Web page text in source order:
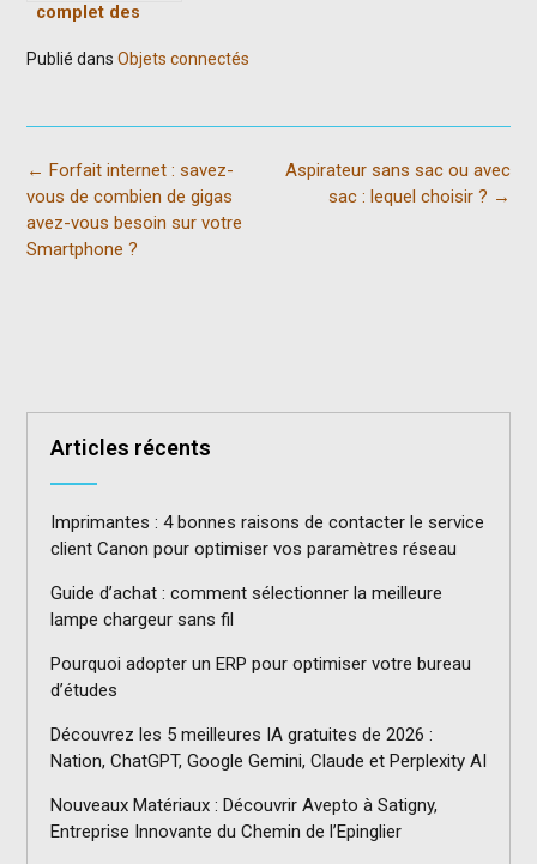
complet des
GMAO
Publié dans Objets connectés
Post
navigation
Aspirateur sans sac ou avec
sac : lequel choisir ? →
← Forfait internet : savez-
vous de combien de gigas
avez-vous besoin sur votre
Smartphone ?
Articles récents
Imprimantes : 4 bonnes raisons de contacter le service
client Canon pour optimiser vos paramètres réseau
Guide d’achat : comment sélectionner la meilleure
lampe chargeur sans fil
Pourquoi adopter un ERP pour optimiser votre bureau
d’études
Découvrez les 5 meilleures IA gratuites de 2026 :
Nation, ChatGPT, Google Gemini, Claude et Perplexity AI
Nouveaux Matériaux : Découvrir Avepto à Satigny,
Entreprise Innovante du Chemin de l’Epinglier